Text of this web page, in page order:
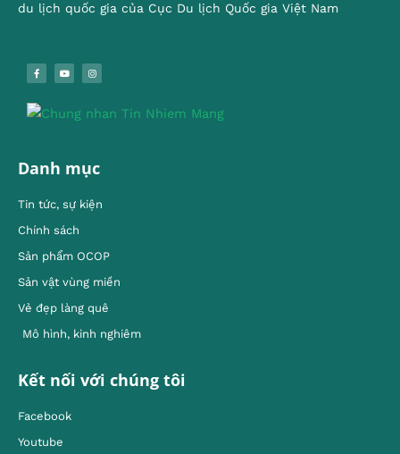
du lịch quốc gia của Cục Du lịch Quốc gia Việt Nam
Danh mục
Tin tức, sự kiện
Chính sách
Sản phẩm OCOP
Sản vật vùng miền
Vẻ đẹp làng quê
Mô hình, kinh nghiêm
Kết nối với chúng tôi
Facebook
Youtube